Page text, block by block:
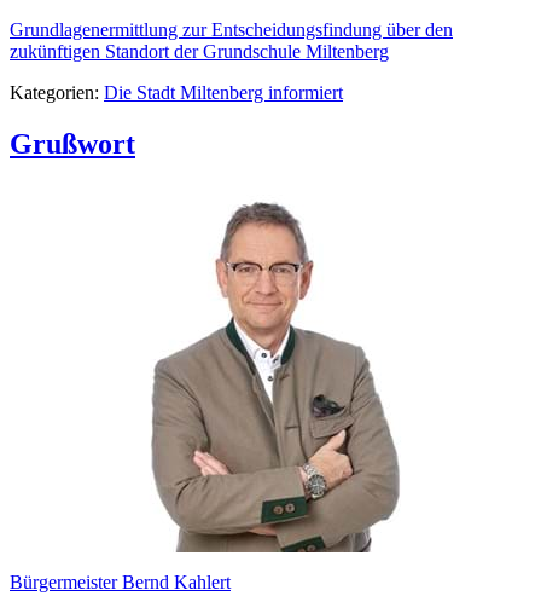
Grundlagenermittlung zur Entscheidungsfindung über den
zukünftigen Standort der Grundschule Miltenberg
Kategorien: Die Stadt Miltenberg informiert
Grußwort
Bürgermeister Bernd Kahlert